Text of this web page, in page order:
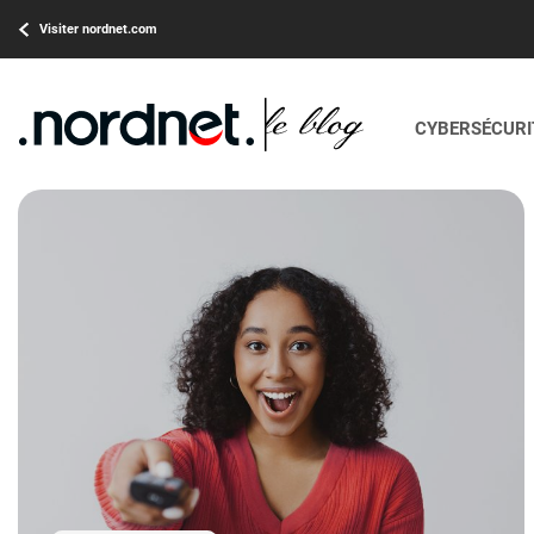
Visiter nordnet.com